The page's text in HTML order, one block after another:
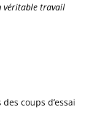
véritable travail
coups d’essai